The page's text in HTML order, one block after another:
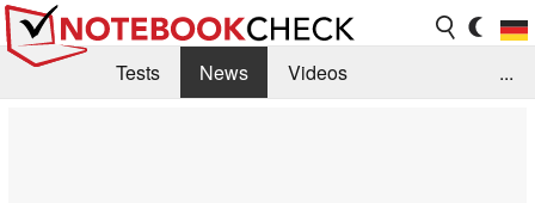
Tests News
Videos
...